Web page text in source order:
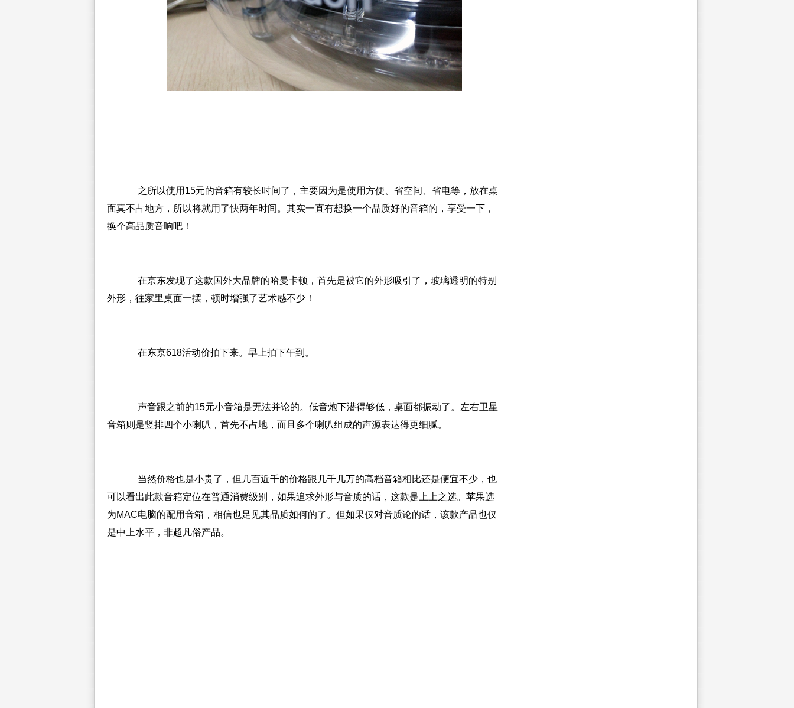
之所以使用15元的音箱有较长时间了，主要因为是使用方便、省空间、省电等，放在桌
面真不占地方，所以将就用了快两年时间。其实一直有想换一个品质好的音箱的，享受一下，
换个高品质音响吧！
在京东发现了这款国外大品牌的哈曼卡顿，首先是被它的外形吸引了，玻璃透明的特别
外形，往家里桌面一摆，顿时增强了艺术感不少！
在东京618活动价拍下来。早上拍下午到。
声音跟之前的15元小音箱是无法并论的。低音炮下潜得够低，桌面都振动了。左右卫星
音箱则是竖排四个小喇叭，首先不占地，而且多个喇叭组成的声源表达得更细腻。
当然价格也是小贵了，但几百近千的价格跟几千几万的高档音箱相比还是便宜不少，也
可以看出此款音箱定位在普通消费级别， 如果追求外形与音质的话，这款是上上之选。 苹果选
为MAC电脑的配用音箱，相信也足见其品质如何的了。 但如果仅对音质论的话，该款产品也仅
是中上水平，非超凡俗产品。